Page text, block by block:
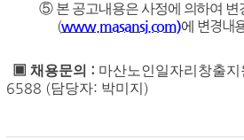
⑤ 본 공고내용은 사정에 의하여 변
(www.masansj.com)에 변경내
▣ 채용문의 : 마산노인일자리창출지
6588 (담당자: 박미지 )